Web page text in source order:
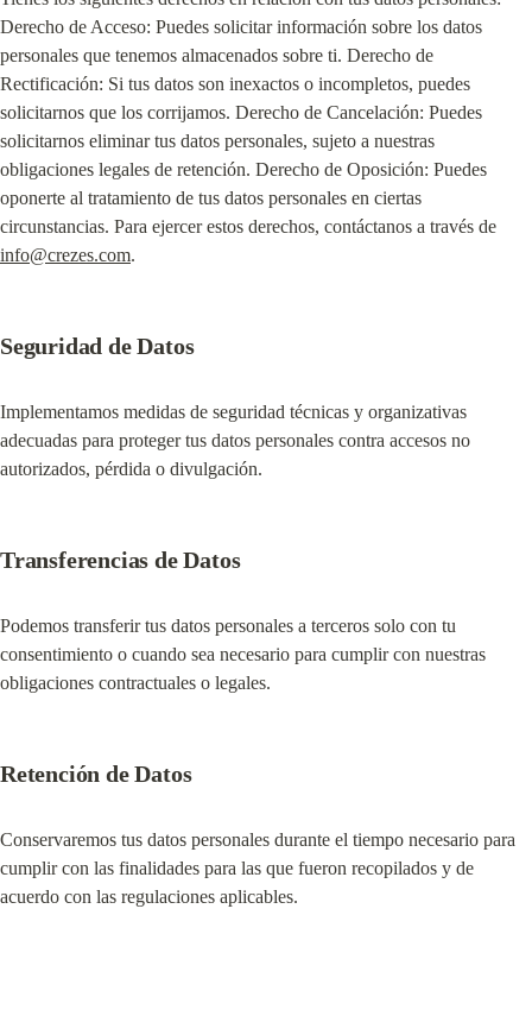
Derecho de Acceso: Puedes solicitar información sobre los datos
personales que tenemos almacenados sobre ti. Derecho de
Rectificación: Si tus datos son inexactos o incompletos, puedes
solicitarnos que los corrijamos. Derecho de Cancelación: Puedes
solicitarnos eliminar tus datos personales, sujeto a nuestras
obligaciones legales de retención. Derecho de Oposición: Puedes
oponerte al tratamiento de tus datos personales en ciertas
info@crezes.com.
Seguridad de Datos
Implementamos medidas de seguridad técnicas y organizativas
adecuadas para proteger tus datos personales contra accesos no
autorizados, pérdida o divulgación.
Transferencias de Datos
Podemos transferir tus datos personales a terceros solo con tu
consentimiento o cuando sea necesario para cumplir con nuestras
obligaciones contractuales o legales.
Retención de Datos
Conservaremos tus datos personales durante el tiempo necesario para
cumplir con las finalidades para las que fueron recopilados y de
acuerdo con las regulaciones aplicables.